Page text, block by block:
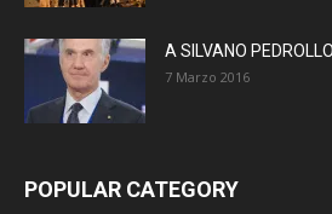
A SILVANO
7 Marzo 2016
POPULAR CATEGORY